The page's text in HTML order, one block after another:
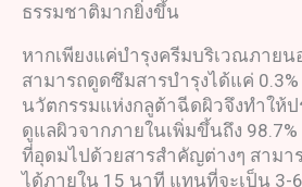
ธรรมชาติมากยิ่งขึ้น
หากเพียงแค่บำรุงครีมบริเวณภายน
สามารถดูดซึมสารบำรุงได้แค่
นวัตกรรมแห่งกลูต้าฉีดผิวจึงทำให้
ดูแลผิวจากภายในเพิ่มขึ้นถึง
ที่อุดมไปด้วยสารสำคัญต่างๆ สามา
ได้ภายใน 15 นาที แทนที่จะเป็น 3-